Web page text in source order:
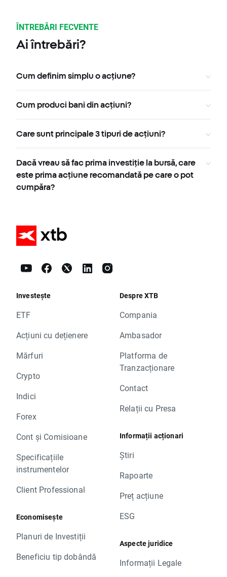
ÎNTREBĂRI FECVENTE
Ai întrebări?
Cum definim simplu o acțiune?
Cum produci bani din acțiuni?
Care sunt principale 3 tipuri de acțiuni?
Dacă vreau să fac prima investiție la bursă, care
este prima acțiune recomandată pe care o pot
cumpăra?
Investește
ETF
Acțiuni cu dețienere
Mărfuri
Crypto
Indici
Forex
Cont și Comisioane
Specificațiile
instrumentelor
Client Professional
Economisește
Planuri de Investiții
Beneficiu tip dobândă
Despre XTB
Compania
Ambasador
Platforma de
Tranzacționare
Contact
Relații cu Presa
Informații acționari
Știri
Rapoarte
Preț acțiune
ESG
Aspecte juridice
Informații Legale